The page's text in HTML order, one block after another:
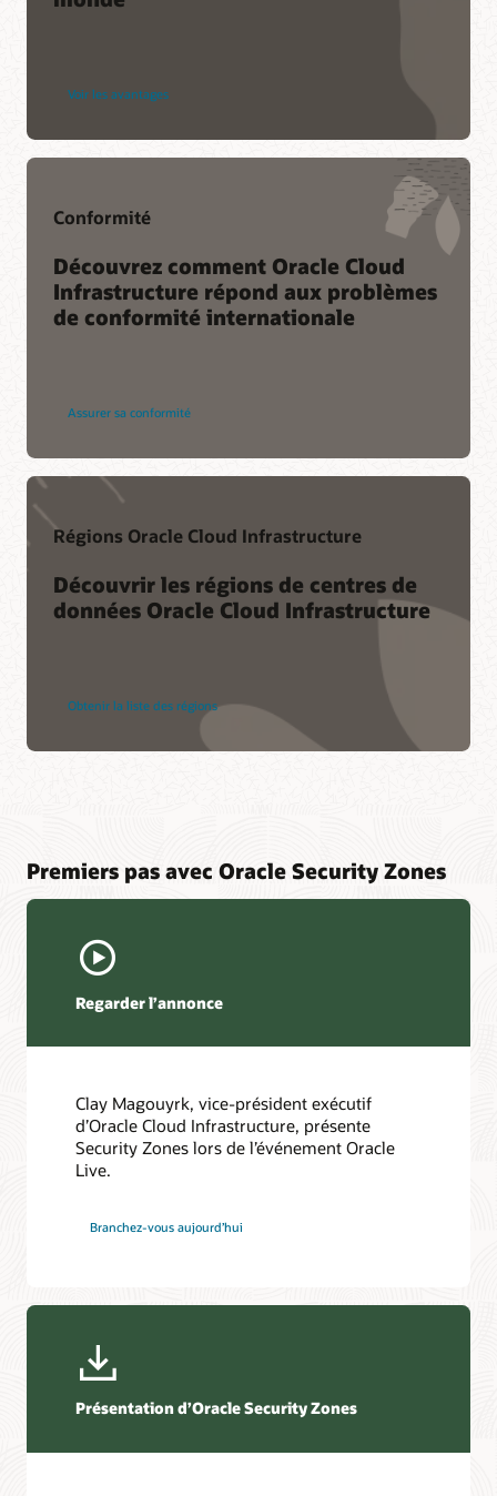
Regarder la vidéo (1:43)
Voir les avantages
Conformité
Découvrez comment Oracle Cloud
Infrastructure répond aux problèmes
de conformité internationale
Assurer sa conformité
Régions Oracle Cloud Infrastructure
Découvrir les régions de centres de
données Oracle Cloud Infrastructure
Obtenir la liste des régions
Premiers pas avec Oracle Security Zones
Regarder l’annonce
Clay Magouyrk, vice-président exécutif
d’Oracle Cloud Infrastructure, présente
Security Zones lors de l’événement Oracle
Live.
Branchez-vous aujourd’hui
Présentation d’Oracle Security Zones